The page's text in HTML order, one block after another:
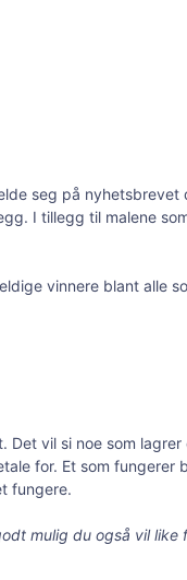
seg på
I tillegg til malene
vinnere blant alle
vil si noe som
for. Et som fungerer
fungere.
mulig du også vil